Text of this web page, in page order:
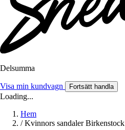
Delsumma
Visa min kundvagn Fortsätt handla
Loading...
Hem
/ Kvinnors sandaler Birkenstock